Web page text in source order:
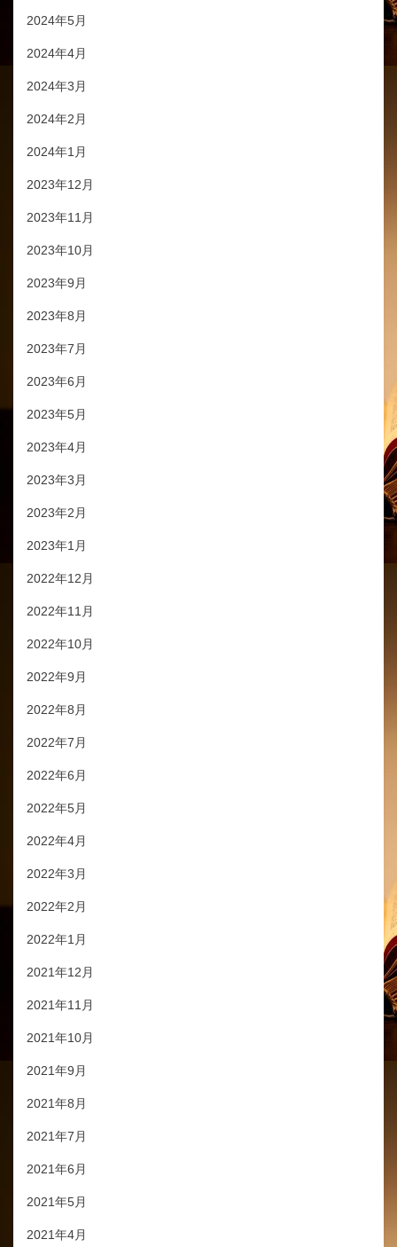
2024年5月
2024年4月
2024年3月
2024年2月
2024年1月
2023年12月
2023年11月
2023年10月
2023年9月
2023年8月
2023年7月
2023年6月
2023年5月
2023年4月
2023年3月
2023年2月
2023年1月
2022年12月
2022年11月
2022年10月
2022年9月
2022年8月
2022年7月
2022年6月
2022年5月
2022年4月
2022年3月
2022年2月
2022年1月
2021年12月
2021年11月
2021年10月
2021年9月
2021年8月
2021年7月
2021年6月
2021年5月
2021年4月